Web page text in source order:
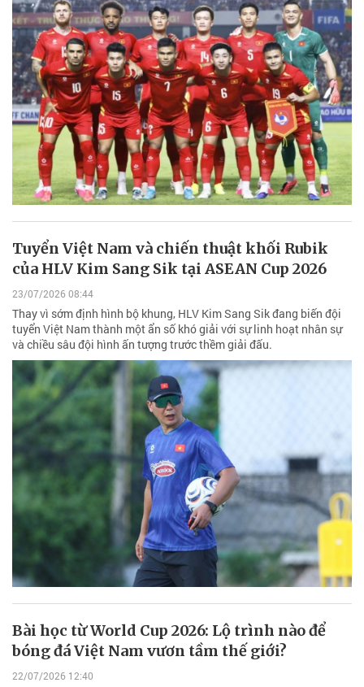
Tuyển Việt Nam và chiến thuật khối Rubik
của HLV Kim Sang Sik tại ASEAN Cup 2026
23/07/2026 08:44
Thay vì sớm định hình bộ khung, HLV Kim Sang Sik đang biến đội
tuyển Việt Nam thành một ẩn số khó giải với sự linh hoạt nhân sự
và chiều sâu đội hình ấn tượng trước thềm giải đấu.
Bài học từ World Cup 2026: Lộ trình nào để
bóng đá Việt Nam vươn tầm thế giới?
22/07/2026 12:40